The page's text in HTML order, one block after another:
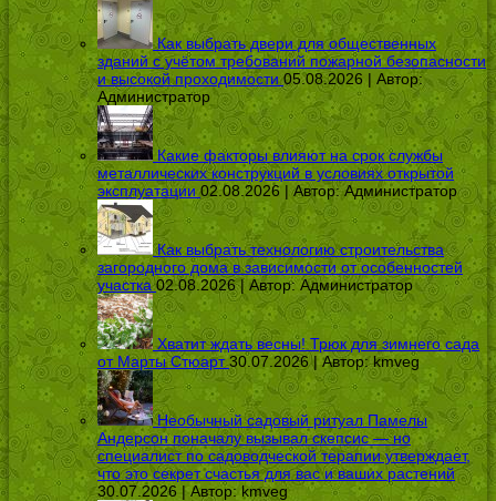
Как выбрать двери для общественных
зданий с учётом требований пожарной безопасности
и высокой проходимости 05.08.2026 | Автор:
Администратор
Какие факторы влияют на срок службы
металлических конструкций в условиях открытой
эксплуатации 02.08.2026 | Автор:Администратор
Как выбрать технологию строительства
загородного дома в зависимости от особенностей
участка 02.08.2026 | Автор:Администратор
Хватит ждать весны! Трюк для зимнего сада
от Марты Стюарт 30.07.2026 | Автор:kmveg
Необычный садовый ритуал Памелы
Андерсон поначалу вызывал скепсис — но
специалист по садоводческой терапии утверждает,
что это секрет счастья для вас и ваших растений
30.07.2026 | Автор: kmveg